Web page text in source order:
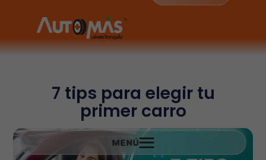
7 tips para elegir tu
primer carro
MENÚ